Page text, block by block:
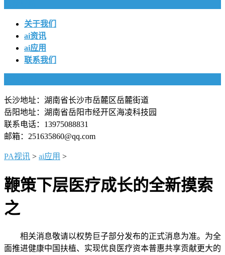
关于我们
ai资讯
ai应用
联系我们
长沙地址：湖南省长沙市岳麓区岳麓街道
岳阳地址：湖南省岳阳市经开区海凌科技园
联系电话：13975088831
邮箱：251635860@qq.com
PA视讯 > ai应用 >
鞭策下层医疗成长的全新摸索
之
相关消息敬请以权势巨子部分发布的正式消息为准。为全
面推进健康中国扶植、实现优良医疗资本普惠共享贡献更大的